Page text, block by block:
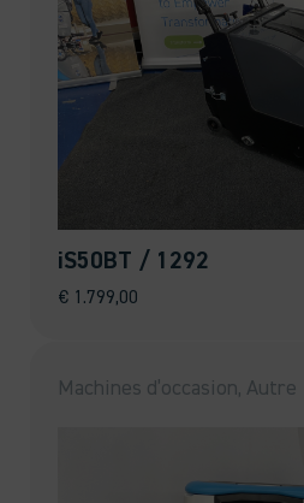
iS50BT / 1292
€ 1.799,00
Machines d’occasion, Autre